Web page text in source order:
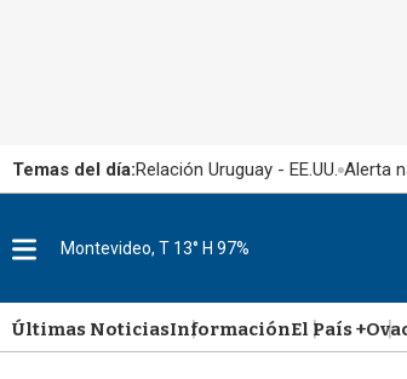
Temas del día:Relación Uruguay - EE.UU. Alerta
u
Montevideo, T 13° H 97%
Últimas NoticiasInformaciónEl País +